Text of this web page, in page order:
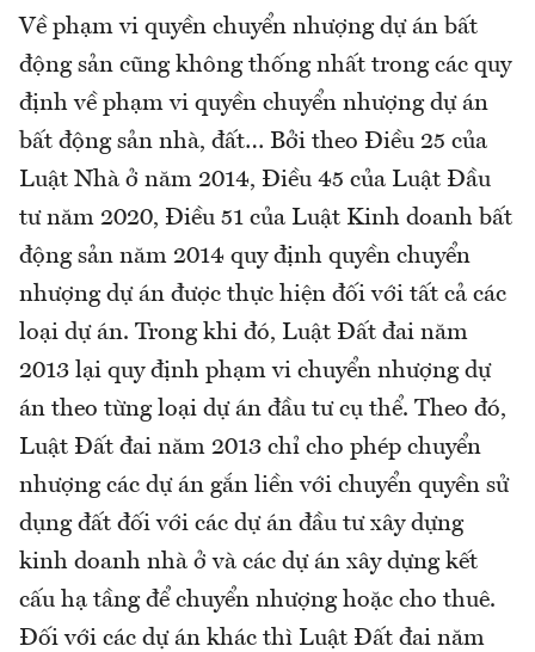
Về phạm vi quyền chuyển nhượng dự án bất
động sản cũng không thống nhất trong các quy
định về phạm vi quyền chuyển nhượng dự án
bất động sản nhà, đất… Bởi theo Điều 25 của
Luật Nhà ở năm 2014, Điều 45 của Luật Đầu
tư năm 2020, Điều 51 của Luật Kinh doanh bất
động sản năm 2014 quy định quyền chuyển
nhượng dự án được thực hiện đối với tất cả các
loại dự án. Trong khi đó, Luật Đất đai năm
2013 lại quy định phạm vi chuyển nhượng dự
án theo từng loại dự án đầu tư cụ thể. Theo đó,
Luật Đất đai năm 2013 chỉ cho phép chuyển
nhượng các dự án gắn liền với chuyển quyền sử
dụng đất đối với các dự án đầu tư xây dựng
kinh doanh nhà ở và các dự án xây dựng kết
cấu hạ tầng để chuyển nhượng hoặc cho thuê.
Đối với các dự án khác thì Luật Đất đai năm